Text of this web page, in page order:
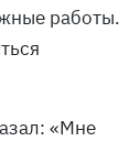
работы.
«Мне